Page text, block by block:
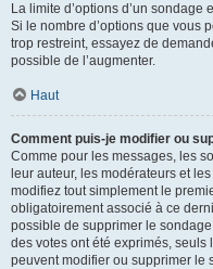
La limite d’options d’un
Si le nombre d’options que vous
trop restreint, essayez de
possible de l’augmenter.
Haut
Comment puis-je modifier ou
Comme pour les messages, les
leur auteur, les modérateurs et
modifiez tout simplement le
obligatoirement associé à ce
possible de supprimer le
des votes ont été exprimés,
peuvent modifier ou supprimer le